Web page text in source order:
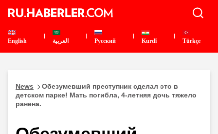
English العربية Pусский Kurdî Türkçe
News
Обезумевший преступник сделал это в
детском парке! Мать погибла, 4-летняя дочь тяжело
ранена.